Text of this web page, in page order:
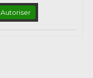
Autoriser